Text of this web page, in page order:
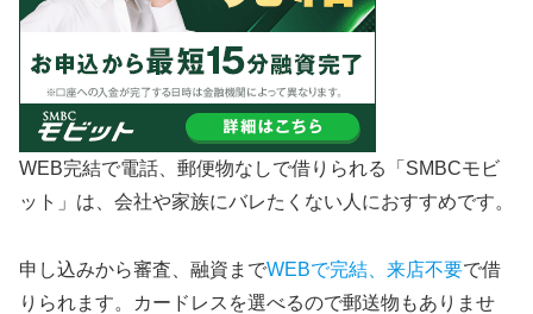
WEB完結で電話、郵便物なしで借りられる「SMBCモビ
ット」は、会社や家族にバレたくない人におすすめです。
申し込みから審査、融資までWEBで完結、来店不要で借
りられます。カードレスを選べるので郵送物もありませ